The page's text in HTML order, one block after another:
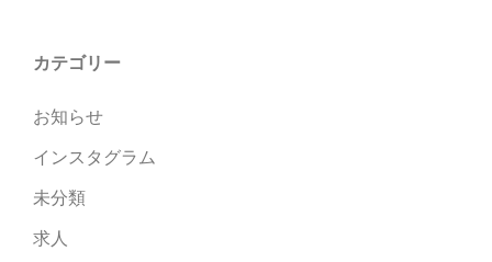
カテゴリー
お知らせ
インスタグラム
未分類
求人